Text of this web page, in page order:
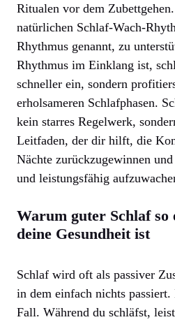
Ritualen vor dem
natürlichen Schlaf-Wach-
Rhythmus genannt, zu
Rhythmus im Einklang ist,
schneller ein, sondern
erholsameren Schlafphasen.
kein starres Regelwerk,
Leitfaden, der dir hilft, die
Nächte zurückzugewinnen
und leistungsfähig
Warum guter Schlaf so
deine Gesundheit ist
Schlaf wird oft als passiver
in dem einfach nichts
Fall. Während du schläfst,